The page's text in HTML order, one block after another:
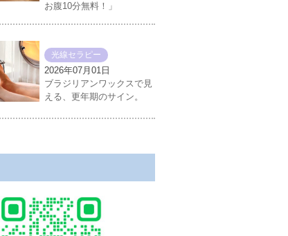
お腹10分無料！」
光線セラピー
2026年07月01日
ブラジリアンワックスで見
える、更年期のサイン。